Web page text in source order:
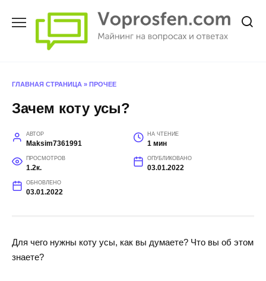
ГЛАВНАЯ СТРАНИЦА » ПРОЧЕЕ
Зачем коту усы?
АВТОР
Maksim7361991
НА ЧТЕНИЕ
1 мин
ПРОСМОТРОВ
1.2к.
ОПУБЛИКОВАНО
03.01.2022
ОБНОВЛЕНО
03.01.2022
Для чего нужны коту усы, как вы думаете? Что вы об этом
знаете?